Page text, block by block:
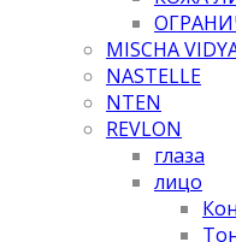
MISCHA
NASTELLE
NTEN
REVLON
глаза
лицо